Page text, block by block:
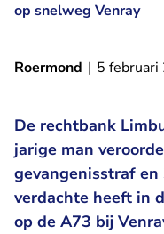
op snelweg Venray
Roermond | 5 februari
De rechtbank
jarige man
gevangenisstraf
verdachte heeft in
op de A73 bij